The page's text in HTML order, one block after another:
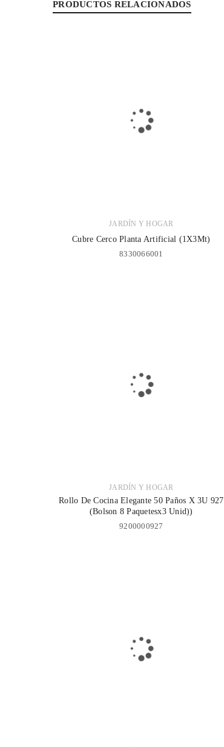
PRODUCTOS RELACIONADOS
JARDÍN Y HOGAR
Cubre Cerco Planta Artificial (1X3Mt)
8330066001
JARDÍN Y HOGAR
Rollo De Cocina Elegante 50 Paños X 3U 927
(Bolson 8 Paquetesx3 Unid))
9200000927